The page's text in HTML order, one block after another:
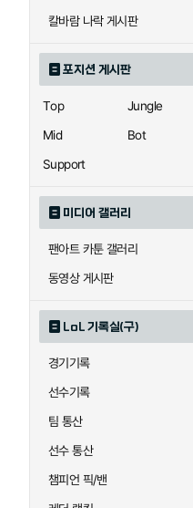
칼바람 나락 게시판
포지션 게시판
Top
Jungle
Mid
Bot
Support
미디어 갤러리
팬아트 카툰 갤러리
동영상 게시판
LoL 기록실(구)
경기기록
선수기록
팀 통산
선수 통산
챔피언 픽/밴